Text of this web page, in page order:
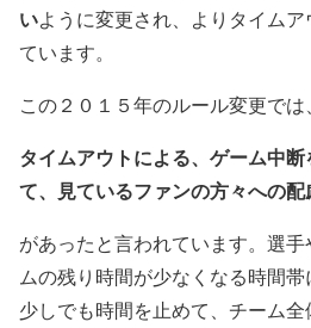
いように変更され、よりタイム
ています。
この２０１５年のルール変更では、
タイムアウトによる、ゲーム中
て、見ているファンの方々への
があったと言われています。選
ムの残り時間が少なくなる時間帯
少しでも時間を止めて、チーム